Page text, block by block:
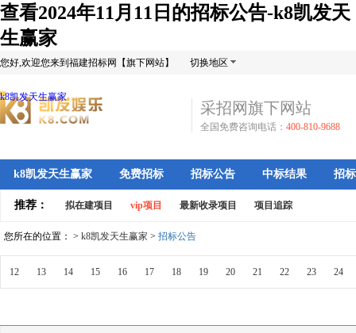
查看2024年11月11日的招标公告-k8凯发天
生赢家
您好,欢迎您来到福建招标网【旗下网站】 切换地区
k8凯发天生赢家
采招网旗下网站
全国免费咨询电话： 400-810-9688
k8凯发天生赢家 免费招标 招标公告 中标结果 招
推荐： 拟在建项目 vip项目 最新收录项目 项目追踪
您所在的位置： > k8凯发天生赢家 > 招标公告
12 13 14 15 16 17 18 19 20 21 22 23 24